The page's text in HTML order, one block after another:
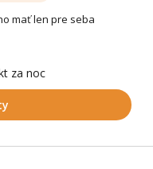
mať len pre seba
za noc